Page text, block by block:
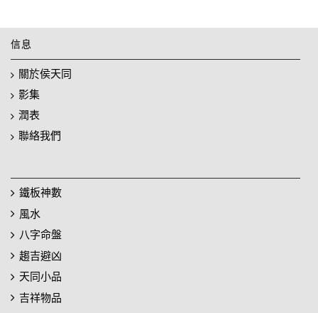
信息
關於侯天同
影集
潤表
聯絡我們
鐵板神數
風水
八字命盤
趨吉避凶
天同小品
吉祥物品